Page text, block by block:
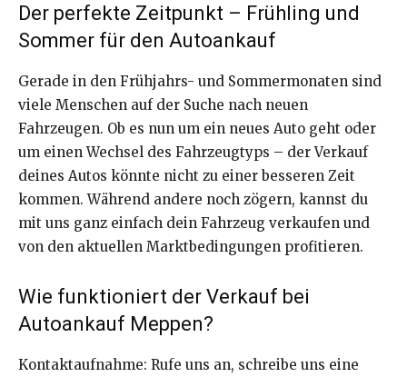
Der perfekte Zeitpunkt – Frühling und
Sommer für den Autoankauf
Gerade in den Frühjahrs- und Sommermonaten sind
viele Menschen auf der Suche nach neuen
Fahrzeugen. Ob es nun um ein neues Auto geht oder
um einen Wechsel des Fahrzeugtyps – der Verkauf
deines Autos könnte nicht zu einer besseren Zeit
kommen. Während andere noch zögern, kannst du
mit uns ganz einfach dein Fahrzeug verkaufen und
von den aktuellen Marktbedingungen profitieren.
Wie funktioniert der Verkauf bei
Autoankauf Meppen?
Kontaktaufnahme: Rufe uns an, schreibe uns eine